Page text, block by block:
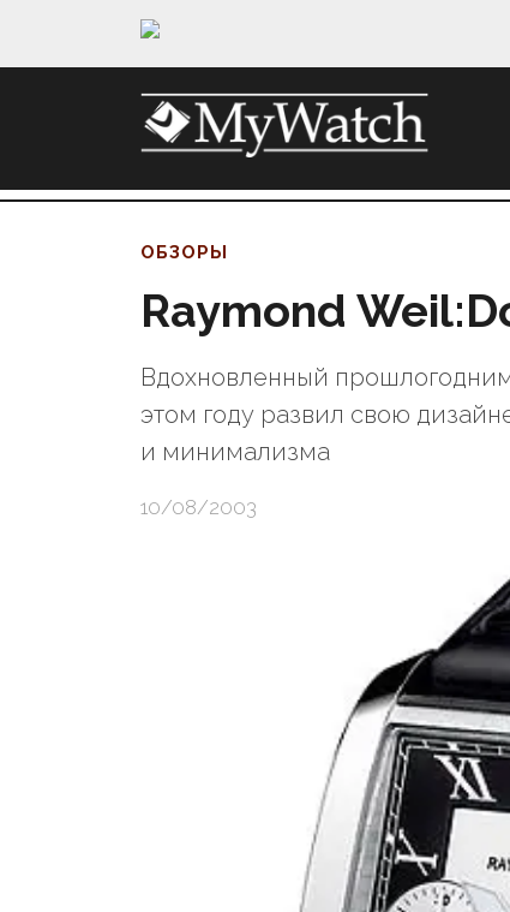
ОБЗОРЫ
Raymond
Вдохновленный
этом году развил свою
и минимализма
10/08/2003